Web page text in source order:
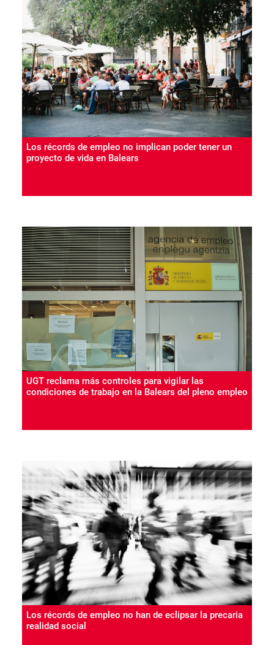
Los récords de empleo no implican poder tener un
proyecto de vida en Balears
04 Ago 2026
UGT ha lamentado que las personas trabajadoras de
las Islas no puedan construir un proyecto de vida
“digno” en Balears, tras analizar los datos de paro del
mes de julio publicados hoy por el Ministerio de
Trabajo y el de Seguridad Social, que muestran que
el archipiélago registró 694.038 cotizantes, un 3,5 por
ciento más que hace un año.
UGT reclama más controles para vigilar las
condiciones de trabajo en la Balears del pleno empleo
Los récords de empleo no han de eclipsar la precaria
realidad social